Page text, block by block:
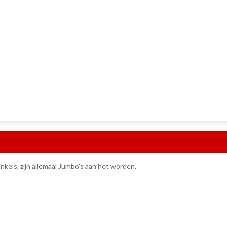
zijn allemaal Jumbo's aan het worden.